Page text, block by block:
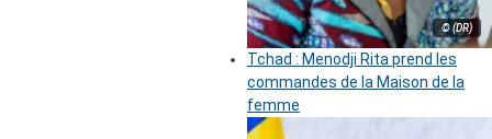
© (DR)
Tchad : Menodji Rita prend les
commandes de la Maison de la
femme